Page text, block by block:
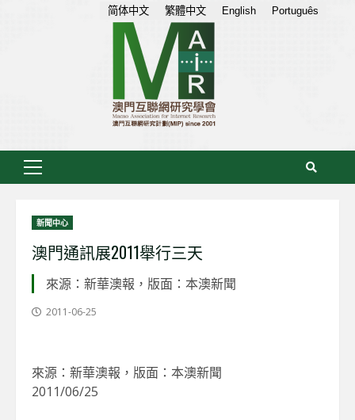
Primary
新聞中心
澳門通訊展2011舉行三天
來源：新華澳報，版面：本澳新聞
2011-06-25
來源：新華澳報，版面：本澳新聞
2011/06/25
简体中文 繁體中文 English Português